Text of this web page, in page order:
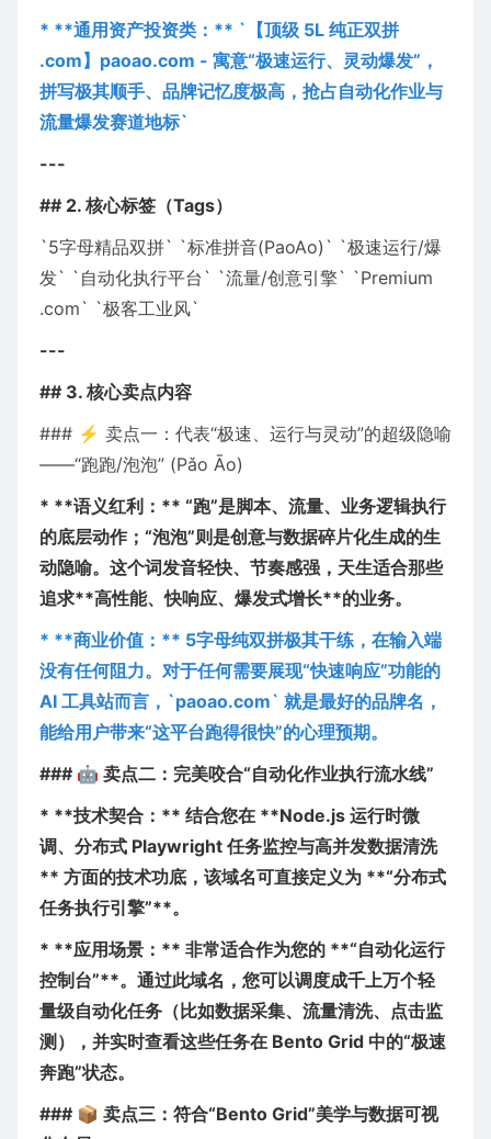
* **通用资产投资类：** `【顶级 5L 纯正双拼
.com】paoao.com - 寓意“极速运行、灵动爆发”，
拼写极其顺手、品牌记忆度极高，抢占自动化作业与
流量爆发赛道地标`
---
## 2. 核心标签（Tags）
`5字母精品双拼` `标准拼音(PaoAo)` `极速运行/爆
发` `自动化执行平台` `流量/创意引擎` `Premium
.com` `极客工业风`
---
## 3. 核心卖点内容
### ⚡ 卖点一：代表“极速、运行与灵动”的超级隐喻
——“跑跑/泡泡” (Pǎo Āo)
* **语义红利：** “跑”是脚本、流量、业务逻辑执行
的底层动作；“泡泡”则是创意与数据碎片化生成的生
动隐喻。这个词发音轻快、节奏感强，天生适合那些
追求**高性能、快响应、爆发式增长**的业务。
* **商业价值：** 5字母纯双拼极其干练，在输入端
没有任何阻力。对于任何需要展现“快速响应”功能的
AI 工具站而言，`paoao.com` 就是最好的品牌名，
能给用户带来“这平台跑得很快”的心理预期。
### 🤖 卖点二：完美咬合“自动化作业执行流水线”
* **技术契合：** 结合您在 **Node.js 运行时微
调、分布式 Playwright 任务监控与高并发数据清洗
** 方面的技术功底，该域名可直接定义为 **“分布式
任务执行引擎”**。
* **应用场景：** 非常适合作为您的 **“自动化运行
控制台”**。通过此域名，您可以调度成千上万个轻
量级自动化任务（比如数据采集、流量清洗、点击监
测），并实时查看这些任务在 Bento Grid 中的“极速
奔跑”状态。
### 📦 卖点三：符合“Bento Grid”美学与数据可视